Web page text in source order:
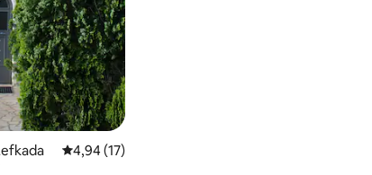
Calificación promedio: 4,94 de 5. 17 evaluaciones
4,94 (17)